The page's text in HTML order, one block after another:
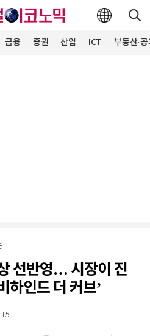
금융 증권 산업 ICT 부동산·
선반영… 시장이 진
하인드 더 커브’